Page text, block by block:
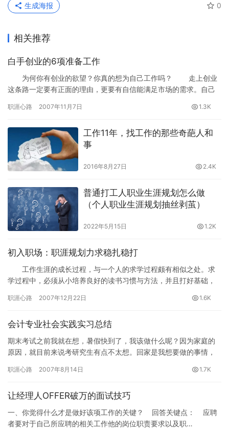
0
生成海报
相关推荐
白手创业的6项准备工作
为何你有创业的欲望？你真的想为自己工作吗？ 走上创业
这条路一定要有正面的理由，更要有自信能满足市场的需求。自己
崩溃…
职涯心路 2007年11月7日 1.3K
工作11年，找工作的那些奇葩人和
事
2016年8月27日 2.4K
普通打工人职业生涯规划怎么做
（个人职业生涯规划抽丝剥茧）
2022年5月15日 1.2K
初入职场：职涯规划力求稳扎稳打
工作生涯的成长过程，与一个人的求学过程颇有相似之处。求
学过程中，必须从小培养良好的读书习惯与方法，并且打好基础，
学。 …
职涯心路 2007年12月22日 1.6K
会计专业社会实践实习总结
期末考试之前我就在想，暑假快到了，我该做什么呢？因为家庭的
原因，就目前来说考研究生有点不太想。回家是我想要做的事情，
单位实…
职涯心路 2007年8月14日 1.7K
让经理人OFFER破万的面试技巧
一、你觉得什么才是做好该项工作的关键？ 回答关键点： 应聘
者要对于自己所应聘的相关工作他的岗位职责要求以及职…